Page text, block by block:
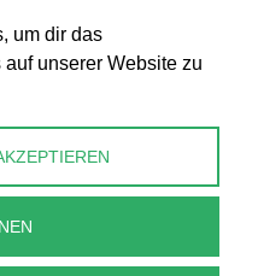
um dir das
unserer Website zu